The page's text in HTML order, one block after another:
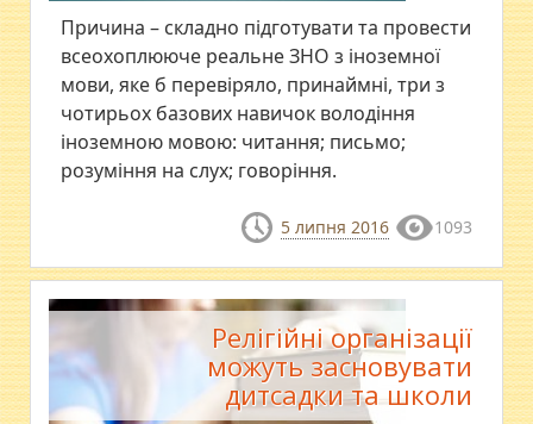
Причина – складно підготувати та провести
всеохоплююче реальне ЗНО з іноземної
мови, яке б перевіряло, принаймні, три з
чотирьох базових навичок володіння
іноземною мовою: читання; письмо;
розуміння на слух; говоріння.
5 липня 2016 1093
Релігійні організації
можуть засновувати
дитсадки та школи